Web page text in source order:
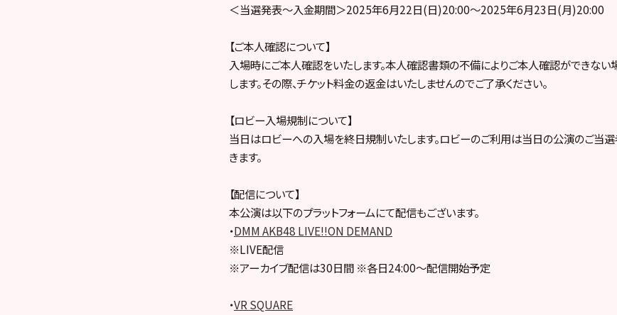
＜当選発表～入金期間＞2025年6月22日(日)20:00～2025年6月23日(月)20:00
【ご本人確認について】
入場時にご本人確認をいたします。本人確認書類の不備によりご本人確認ができな
します。その際、チケット料金の返金はいたしませんのでご了承ください。
【ロビー入場規制について】
当日はロビーへの入場を終日規制いたします。ロビーのご利用は当日の公演のご当
きます。
【配信について】
本公演は以下のプラットフォームにて配信もございます。
・DMM AKB48 LIVE!!ON DEMAND
※LIVE配信
※アーカイブ配信は30日間 ※各日24:00～配信開始予定
・VR SQUARE